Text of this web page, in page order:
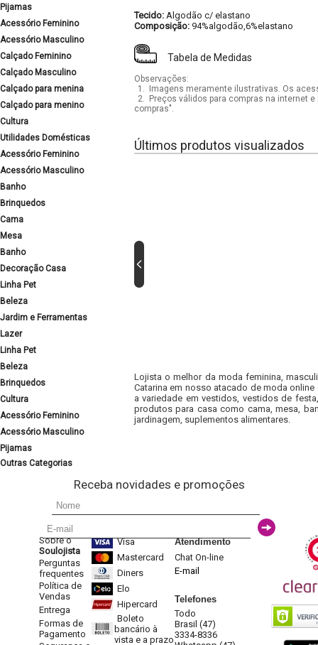
Pijamas
Acessório Feminino
Acessório Masculino
Calçado Feminino
Calçado Masculino
Calçado para menina
Calçado para menino
Cultura
Utilidades Domésticas
Acessório Feminino
Acessório Masculino
Banho
Brinquedos
Cama
Mesa
Banho
Decoração Casa
Linha Pet
Beleza
Jardim e Ferramentas
Lazer
Linha Pet
Beleza
Brinquedos
Cultura
Acessório Feminino
Acessório Masculino
Pijamas
Outras Categorias
Tecido: Algodão c/ elastano
Composição: 94%algodão,6%elastano
Tabela de Medidas
Observações:
1.
Imagens meramente ilustrativas. Os
2.
Preços válidos para compras na internet
compras".
Últimos produtos visualizados
Lojista o melhor da moda feminina,
Catarina em nosso atacado de moda
a variedade em vestidos, vestidos de
produtos para casa como cama, mesa,
jardinagem, suplementos alimentares.
Receba novidades e promoções
Sobre o
Soulojista
Perguntas
frequentes
Política de
Vendas
Entrega
Formas de
Pagamento
Visa
Mastercard
Diners
Elo
Hipercard
Boleto
bancário à
vista e a prazo
Atendimento
Chat On-line
E-mail
Telefones
Todo
Brasil (47)
3334-8336